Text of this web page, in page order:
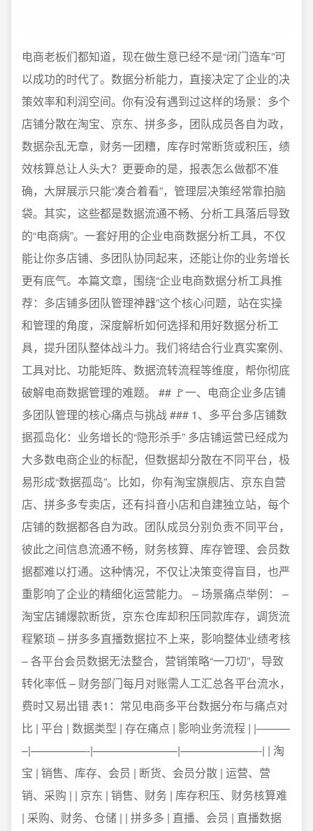
电商老板们都知道，现在做生意已经不是“闭门造车”可
以成功的时代了。数据分析能力，直接决定了企业的决
策效率和利润空间。你有没有遇到过这样的场景：多个
店铺分散在淘宝、京东、拼多多，团队成员各自为政，
数据杂乱无章，财务一团糟，库存时常断货或积压，绩
效核算总让人头大？更要命的是，报表怎么做都不准
确，大屏展示只能“凑合着看”，管理层决策经常靠拍脑
袋。其实，这些都是数据流通不畅、分析工具落后导致
的“电商病”。一套好用的企业电商数据分析工具，不仅
能让你多店铺、多团队协同起来，还能让你的业务增长
更有底气。本篇文章，围绕“企业电商数据分析工具推
荐：多店铺多团队管理神器”这个核心问题，站在实操
和管理的角度，深度解析如何选择和用好数据分析工
具，提升团队整体战斗力。我们将结合行业真实案例、
工具对比、功能矩阵、数据流转流程等维度，帮你彻底
破解电商数据管理的难题。 ## 🚩一、电商企业多店铺
多团队管理的核心痛点与挑战 ### 1、多平台多店铺数
据孤岛化：业务增长的“隐形杀手” 多店铺运营已经成为
大多数电商企业的标配，但数据却分散在不同平台，极
易形成“数据孤岛”。比如，你有淘宝旗舰店、京东自营
店、拼多多专卖店，还有抖音小店和自建独立站，每个
店铺的数据都各自为政。团队成员分别负责不同平台，
彼此之间信息流通不畅，财务核算、库存管理、会员数
据都难以打通。这种情况，不仅让决策变得盲目，也严
重影响了企业的精细化运营能力。 – 场景痛点举例： –
淘宝店铺爆款断货，京东仓库却积压同款库存，调货流
程繁琐 – 拼多多直播数据拉不上来，影响整体业绩考核
– 各平台会员数据无法整合，营销策略“一刀切”，导致
转化率低 – 财务部门每月对账需人工汇总各平台流水，
费时又易出错 表1：常见电商多平台数据分布与痛点对
比 | 平台 | 数据类型 | 存在痛点 | 影响业务流程 | |———
–|—————-|———————–|———————-| | 淘
宝 | 销售、库存、会员 | 断货、会员分散 | 运营、营
销、采购 | | 京东 | 销售、财务 | 库存积压、财务核算难
| 采购、财务、仓储 | | 拼多多 | 直播、会员 | 直播数据